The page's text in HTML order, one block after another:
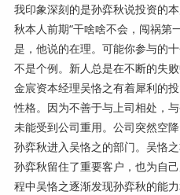
我印象深刻的是孙弈秋说投资的
秋本人前期“干啥啥不会，闯祸第
是，他说的在理。可能你参与的
不是个例。新人总是在不断的失
金宸资本经理吴恪之有着犀利的
性格。因为不善于与上司相处，
未能受到公司重用。公司突然空
孙弈秋进入吴恪之的部门。吴恪
孙弈秋留住了重要客户，也为自
程中吴恪之逐渐发现孙弈秋的能